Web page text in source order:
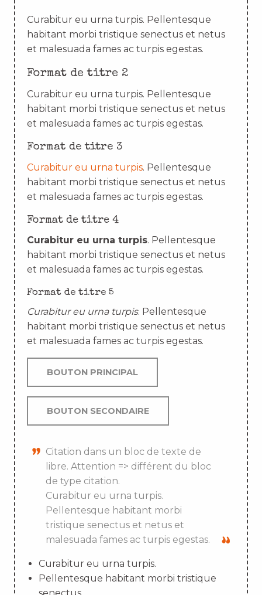
Curabitur eu urna turpis. Pellentesque
habitant morbi tristique senectus et netus
et malesuada fames ac turpis egestas.
Format de titre 2
Curabitur eu urna turpis. Pellentesque
habitant morbi tristique senectus et netus
et malesuada fames ac turpis egestas.
Format de titre 3
Curabitur eu urna turpis. Pellentesque
habitant morbi tristique senectus et netus
et malesuada fames ac turpis egestas.
Format de titre 4
Curabitur eu urna turpis. Pellentesque
habitant morbi tristique senectus et netus
et malesuada fames ac turpis egestas.
Format de titre 5
Curabitur eu urna turpis. Pellentesque
habitant morbi tristique senectus et netus
et malesuada fames ac turpis egestas.
BOUTON PRINCIPAL
BOUTON SECONDAIRE
Citation dans un bloc de texte de
libre. Attention => différent du bloc
de type citation.
Curabitur eu urna turpis.
Pellentesque habitant morbi
tristique senectus et netus et
malesuada fames ac turpis egestas.
Curabitur eu urna turpis.
Pellentesque habitant morbi tristique